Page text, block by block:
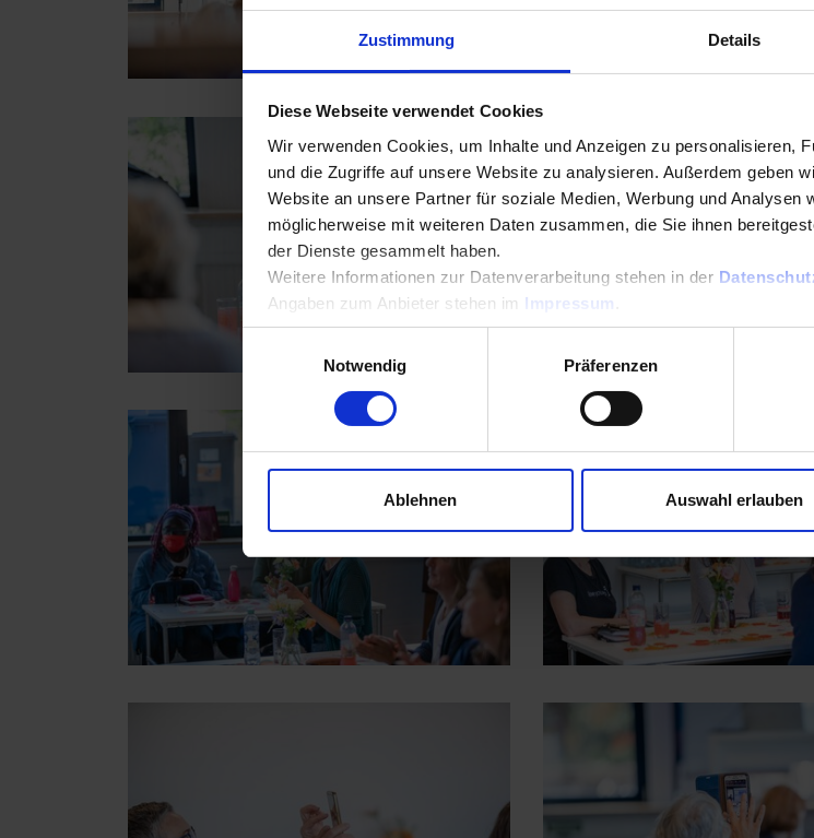
Zustimmung Details
Diese Webseite verwendet Cookies
Wir verwenden Cookies, um Inhalte und Anzeigen zu personalisieren,
und die Zugriffe auf unsere Website zu analysieren. Außerdem geben
Website an unsere Partner für soziale Medien, Werbung und Analysen
möglicherweise mit weiteren Daten zusammen, die Sie ihnen
der Dienste gesammelt haben.
Weitere Informationen zur Datenverarbeitung stehen in der
Angaben zum Anbieter stehen im Impressum
Notwendig
Präferenzen
Ablehnen Auswahl erlauben